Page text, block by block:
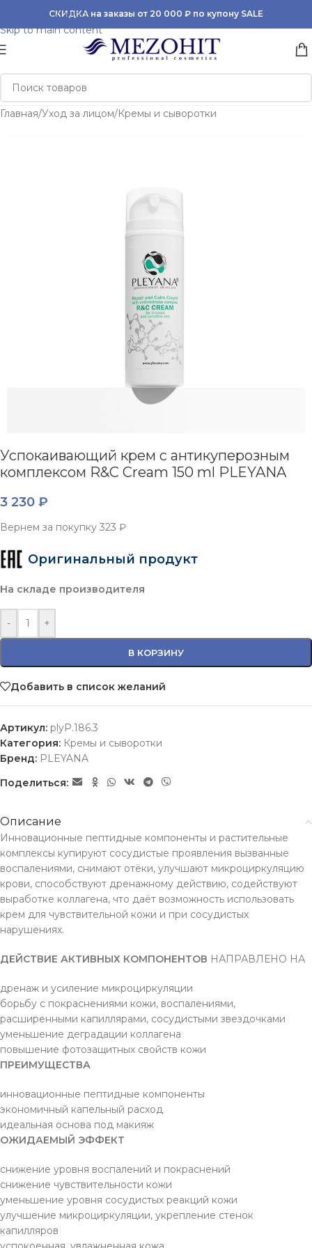
Skip to navigation
Skip to main content
СКИДКА на заказы от 20 000 ₽ по купону SALE
Главная/Уход за лицом/Кремы и сыворотки
Успокаивающий крем с антикуперозным
комплексом R&C Cream 150 ml PLEYANA
3 230 ₽
Вернем за покупку 323 ₽
Оригинальный продукт
На складе производителя
- +
В КОРЗИНУ
Добавить в список желаний
Артикул: plyP.186.3
Категория: Кремы и сыворотки
Бренд: PLEYANA
Поделиться:
Описание
Инновационные пептидные компоненты и растительные
комплексы купируют сосудистые проявления вызванные
воспалениями, снимают отёки, улучшают микроциркуляцию
крови, способствуют дренажному действию, содействуют
выработке коллагена, что даёт возможность использовать
крем для чувствительной кожи и при сосудистых
нарушениях.
ДЕЙСТВИЕ АКТИВНЫХ КОМПОНЕНТОВ НАПРАВЛЕНО НА
дренаж и усиление микроциркуляции
борьбу с покраснениями кожи, воспалениями,
расширенными капиллярами, сосудистыми звездочками
уменьшение деградации коллагена
повышение фотозащитных свойств кожи
ПРЕИМУЩЕСТВА
инновационные пептидные компоненты
экономичный капельный расход
идеальная основа под макияж
ОЖИДАЕМЫЙ ЭФФЕКТ
снижение уровня воспалений и покраснений
снижение чувствительности кожи
уменьшение уровня сосудистых реакций кожи
улучшение микроциркуляции, укрепление стенок
капилляров